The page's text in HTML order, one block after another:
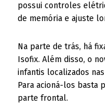
possui controles
de memória e ajuste
Na parte de trás, há
Isofix. Além disso, o
infantis localizados
Para acioná-los basta
parte frontal.